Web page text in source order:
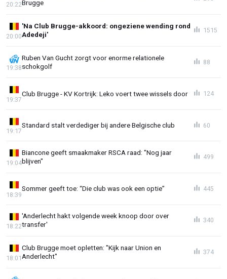
Brugge
20:22
'Na Club Brugge-akkoord: ongeziene wending rond
Adedeji'
20:00
1515
Ruben Van Gucht zorgt voor enorme relationele
schokgolf
19:38
88
Club Brugge - KV Kortrijk: Leko voert twee wissels door
19:37
124
Standard stalt verdediger bij andere Belgische club
19:17
60
Biancone geeft smaakmaker RSCA raad: "Nog jaar
blijven"
19:04
499
Sommer geeft toe: “Die club was ook een optie”
18:39
445
'Anderlecht hakt volgende week knoop door over
transfer'
18:22
340
Club Brugge moet opletten: "Kijk naar Union en
Anderlecht"
18:01
374